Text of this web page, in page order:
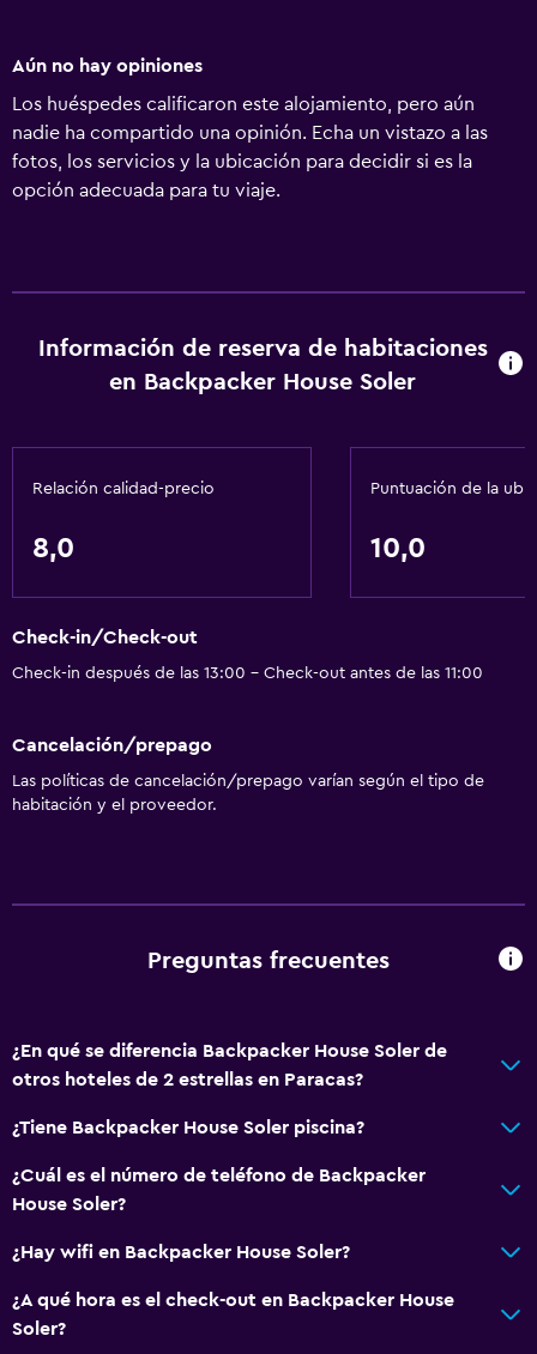
Aún no hay opiniones
Los huéspedes calificaron este alojamiento, pero aún
nadie ha compartido una opinión. Echa un vistazo a las
fotos, los servicios y la ubicación para decidir si es la
opción adecuada para tu viaje.
Información de reserva de habitaciones
en Backpacker House Soler
Relación calidad-precio
8,0
Puntuación de la
10,0
Check-in/Check-out
Check-in después de las 13:00 - Check-out antes de las 11:00
Cancelación/prepago
Las políticas de cancelación/prepago varían según el tipo de
habitación y el proveedor.
Preguntas frecuentes
¿En qué se diferencia Backpacker House Soler de
otros hoteles de 2 estrellas en Paracas?
¿Tiene Backpacker House Soler piscina?
¿Cuál es el número de teléfono de Backpacker
House Soler?
¿Hay wifi en Backpacker House Soler?
¿A qué hora es el check-out en Backpacker House
Soler?